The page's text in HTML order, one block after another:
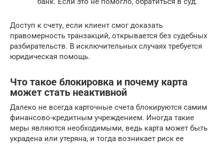
Доступ к счету, если клиент смог доказать
правомерность транзакций, открывается без судебных
разбирательств. В исключительных случаях требуется
юридическая помощь.
Что такое блокировка и почему карта
может стать неактивной
Далеко не всегда карточные счета блокируются самим
финансово-кредитным учреждением. Иногда такие
меры являются необходимыми, ведь карта может быть
украдена или утеряна, и тогда возникает риск ее